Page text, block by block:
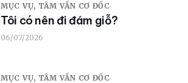
MỤC VỤ, TÂM VẤN CƠ ĐỐC
Tôi có nên đi đám giỗ?
06/07/2026
MỤC VỤ, TÂM VẤN CƠ ĐỐC